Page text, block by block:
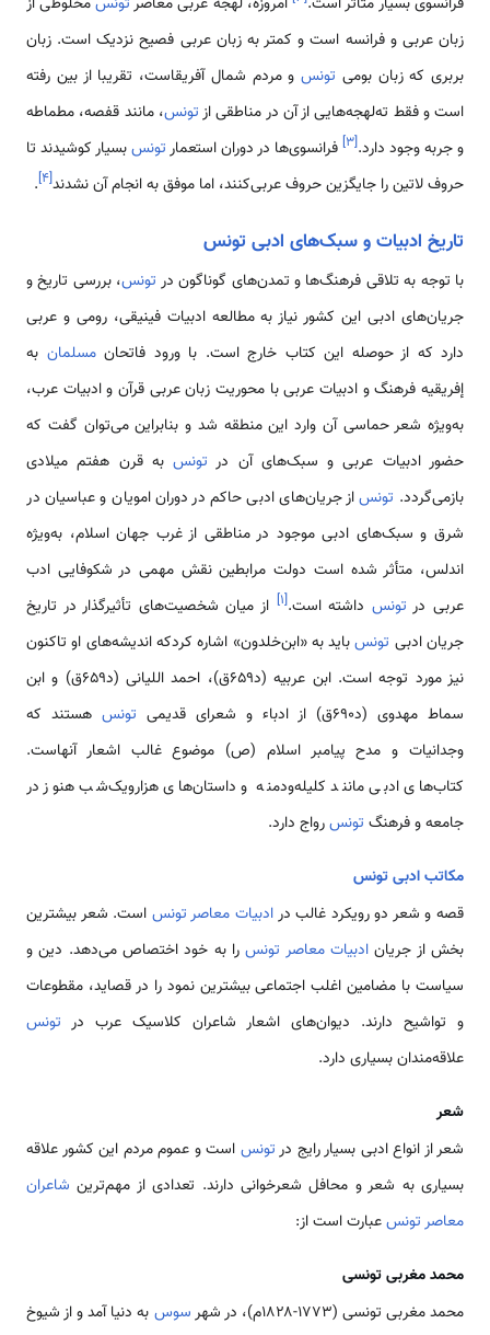
زبان عربی و فرانسه است و کمتر به زبان عربی فصیح نزدیک است. زبان
بربری که زبان بومی تونس و مردم شمال آفریقاست، تقریبا از بین رفته
است و فقط ته‌لهجه‌هایی از آن در مناطقی ازتونس، مانند قفصه، مطماطه
و جربه وجود دارد.[۳] فرانسوی‌ها در دوران استعمارتونسبسیار کوشیدند تا
حروف لاتین را جایگزین حروف عربی‌کنند، اما موفق به انجام آن نشدند[۴]
.
تاریخ ادبیات و سبک‌های ادبی تونس
با توجه به تلاقی فرهنگ‌ها و تمدن‌های گوناگون در تونس، بررسی تاریخ و
جریان‌های ادبی این کشور نیاز به مطالعه ادبیات فینیقی، رومی و عربی
دارد که از حوصله این کتاب خارج است. با ورود فاتحانمسلمان به
إفریقیه فرهنگ و ادبیات عربی با محوریت زبان عربی قرآن و ادبیات عرب،
به‌ویژه شعر حماسی آن وارد این منطقه شد و بنابراین می‌توان گفت که
حضور ادبیات عربی و سبک‌های آن در تونسبه قرن هفتم میلادی
بازمی‌گردد. تونساز جریان‌های ادبی حاکم در دوران امویان و عباسیان در
شرق و سبک‌های ادبی موجود در مناطقی از غرب جهان اسلام، به‌ویژه
اندلس، متأثر شده است دولت مرابطین نقش مهمی در شکوفایی ادب
عربی در تونس داشته است.[۱] از میان شخصیت‌های تأثیرگذار در تاریخ
جریان ادبی تونسباید به «ابن‌خلدون» اشاره کردکه اندیشه‌های او تاکنون
نیز مورد توجه است. ابن عربیه (د۶۵۹ق)، احمد اللیانی (د۶۵۹ق) و ابن
سماط مهدوی (د۶۹۰ق) از ادباء و شعرای قدیمی
تونس هستند که
وجدانیات و مدح پیامبر اسلام (ص) موضوع غالب اشعار آنهاست.
کتاب‌های ادبی مانند کلیله‌ودمنه و داستان‌های هزارویک‌شب هنوز در
جامعه و فرهنگ تونسرواج دارد.
مکاتب ادبی تونس
قصه و شعر دو رویکرد غالب درادبیات معاصر تونس است. شعر بیشترین
بخش از جریان ادبیات معاصر تونسرا به خود اختصاص می‌دهد. دین و
سیاست با مضامین اغلب اجتماعی بیشترین نمود را در قصاید، مقطوعات
و تواشیح دارند. دیوان‌های اشعار شاعران کلاسیک عرب در تونس
علاقه‌مندان بسیاری دارد.
شعر
شعر از انواع ادبی بسیار رایج درتونس است و عموم مردم این کشور علاقه
بسیاری به شعر و محافل شعرخوانی دارند. تعدادی از مهم‌ترین شاعران
معاصر تونسعبارت است از:
محمد مغربی تونسی
محمد مغربی تونسی (۱۷۷۳-۱۸۲۸م)، در شهر
سوس به دنیا آمد و از شیوخ